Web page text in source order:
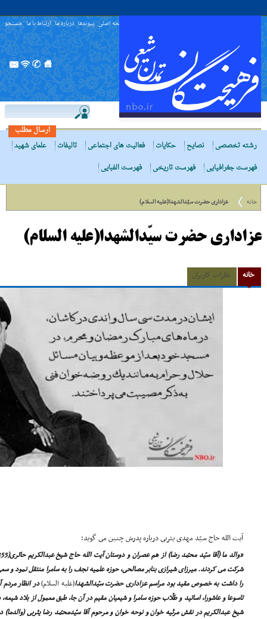
صفحه اصلی پیوندها درباره ما ارتباط با ما جستجو
ارسال مطلب
رشته تخصصی
نصایح حکایات فعالیت های اجتماعی تالیفات
علمای شهید
فهرست جغرافیایی
فهرست تاریخی فهرست الفبایی
خانه عزادارى حضرت سیّدالشهدا(علیه السلام)
عزادارى حضرت سیّدالشهدا(علیه السلام)
خانه نظرات کاربران
آیت الله حاج سیّد مهدى یثربى درباره پدرش چنین مى گوید:
شرکت مى کردند. میرزاى شیرازى بنابر مصالحى، حوزه علمیه نجف را به سامرا منتقل نمود و
را داشت به خصوص مقید بود مراسم عزادارى حضرت سیّدالشهدا(علیه السلام)در انظار مردم
تاسوعا و عاشورا، اساتید و طلّاب حوزه سامرا و شیعیان مقیم در آن جا، طبق معمول از بلاد
شیخ عبدالکریم در نقش مرثیه خوان و نوحه خوان و مرحوم آقا سیّدمحمّد رضا یثربى